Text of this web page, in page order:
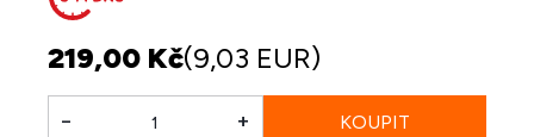
219,00 Kč(9,03 EUR)
- +